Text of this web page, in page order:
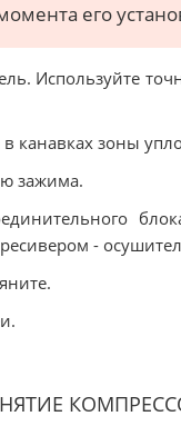
его
Используйте
канавках зоны
зажима.
-